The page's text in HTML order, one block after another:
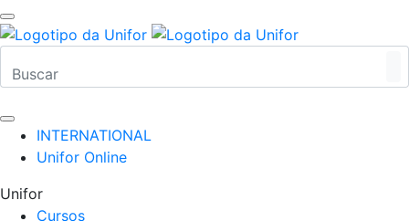
INTERNATIONAL
Unifor Online
Unifor
Cursos